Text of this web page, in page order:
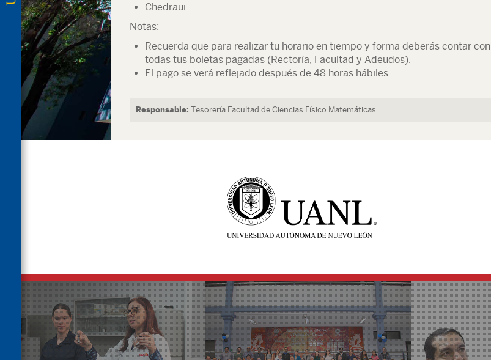
Chedraui
Notas:
Recuerda que para realizar tu horario en tiempo y forma deberás contar con
todas tus boletas pagadas (Rectoría, Facultad y Adeudos).
El pago se verá reflejado después de 48 horas hábiles.
Responsable: Tesorería Facultad de Ciencias Físico Matemáticas